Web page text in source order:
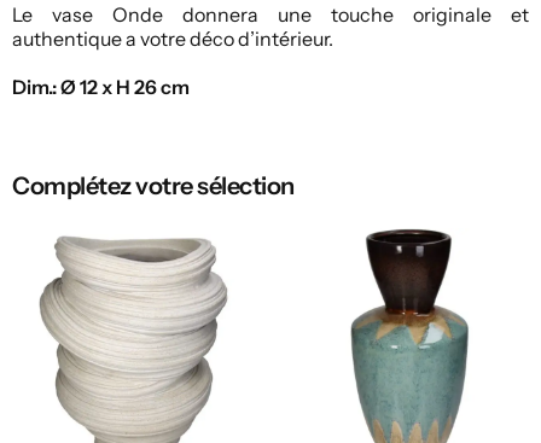
Le vase Onde donnera une touche originale et
authentique a votre déco d’intérieur.
Dim.: Ø 12 x H 26 cm
Complétez votre sélection